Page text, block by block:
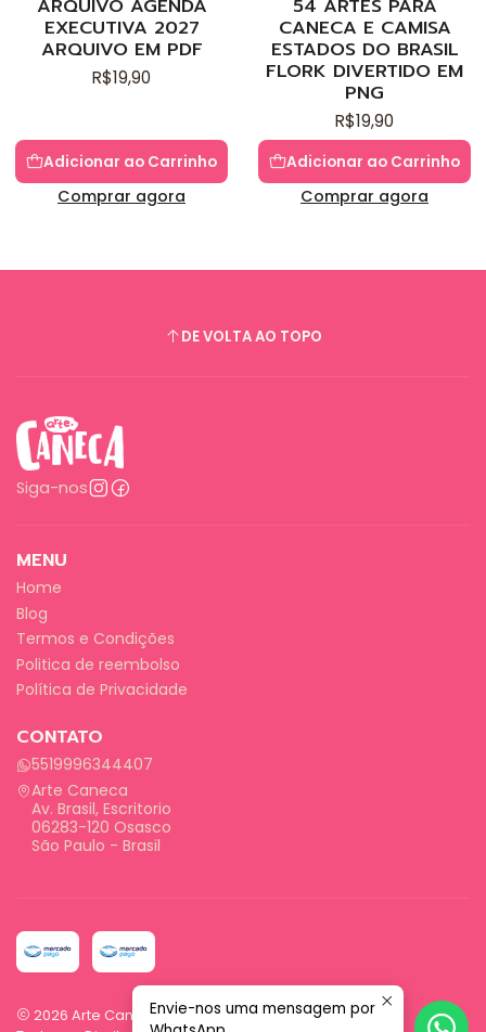
ARQUIVO AGENDA
EXECUTIVA 2027
ARQUIVO EM PDF
R$19,90
Adicionar ao Carrinho
Comprar agora
54 ARTES PARA
CANECA E CAMISA
ESTADOS DO BRASIL
FLORK DIVERTIDO EM
PNG
R$19,90
Adicionar ao Carrinho
Comprar agora
DE VOLTA AO TOPO
Siga-nos
MENU
Home
Blog
Termos e Condições
Politica de reembolso
Política de Privacidade
CONTATO
5519996344407
Arte Caneca
Av. Brasil, Escritorio
06283-120 Osasco
São Paulo - Brasil
2026 Arte Caneca.Envie-nos uma mensagem por